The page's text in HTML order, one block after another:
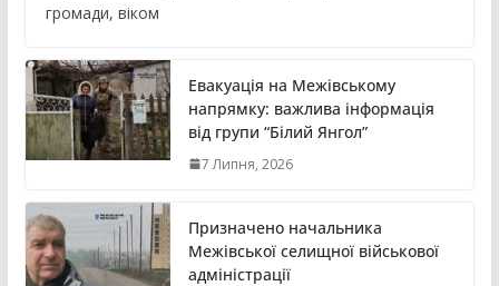
громади, віком
Евакуація на Межівському
напрямку: важлива інформація
від групи “Білий Янгол”
7 Липня, 2026
Призначено начальника
Межівської селищної військової
адміністрації